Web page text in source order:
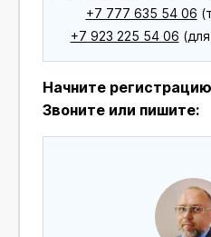
+7 777 635 54 06
+7 923 225 54 06
Начните
Звоните или пишите: